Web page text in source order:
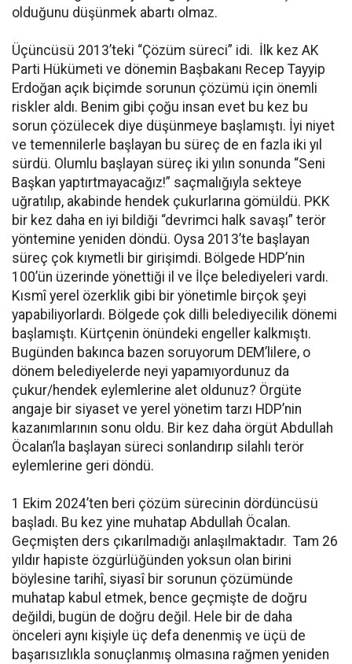
olduğunu düşünmek abartı olmaz.
Üçüncüsü 2013’teki “Çözüm süreci” idi. İlk kez AK
Parti Hükümeti ve dönemin Başbakanı Recep Tayyip
Erdoğan açık biçimde sorunun çözümü için önemli
riskler aldı. Benim gibi çoğu insan evet bu kez bu
sorun çözülecek diye düşünmeye başlamıştı. İyi niyet
ve temennilerle başlayan bu süreç de en fazla iki yıl
sürdü. Olumlu başlayan süreç iki yılın sonunda “Seni
Başkan yaptırtmayacağız!” saçmalığıyla sekteye
uğratılıp, akabinde hendek çukurlarına gömüldü. PKK
bir kez daha en iyi bildiği “devrimci halk savaşı” terör
yöntemine yeniden döndü. Oysa 2013’te başlayan
süreç çok kıymetli bir girişimdi. Bölgede HDP’nin
100’ün üzerinde yönettiği il ve İlçe belediyeleri vardı.
Kısmî yerel özerklik gibi bir yönetimle birçok şeyi
yapabiliyorlardı. Bölgede çok dilli belediyecilik dönemi
başlamıştı. Kürtçenin önündeki engeller kalkmıştı.
Bugünden bakınca bazen soruyorum DEM’lilere, o
dönem belediyelerde neyi yapamıyordunuz da
çukur/hendek eylemlerine alet oldunuz? Örgüte
angaje bir siyaset ve yerel yönetim tarzı HDP’nin
kazanımlarının sonu oldu. Bir kez daha örgüt Abdullah
Öcalan’la başlayan süreci sonlandırıp silahlı terör
eylemlerine geri döndü.
1 Ekim 2024’ten beri çözüm sürecinin dördüncüsü
başladı. Bu kez yine muhatap Abdullah Öcalan.
Geçmişten ders çıkarılmadığı anlaşılmaktadır. Tam 26
yıldır hapiste özgürlüğünden yoksun olan birini
böylesine tarihî, siyasî bir sorunun çözümünde
muhatap kabul etmek, bence geçmişte de doğru
değildi, bugün de doğru değil. Hele bir de daha
önceleri aynı kişiyle üç defa denenmiş ve üçü de
başarısızlıkla sonuçlanmış olmasına rağmen yeniden